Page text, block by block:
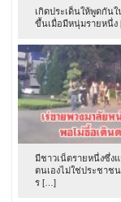
เกิดประเด็นให้พูดกัน
ขึ้นเมื่อมีหนุ่มรายหนึ่
มีชาวเน็ตรายหนึ่งซึ่งแ
ตนเองไม่ใช่ประชาช
ร […]